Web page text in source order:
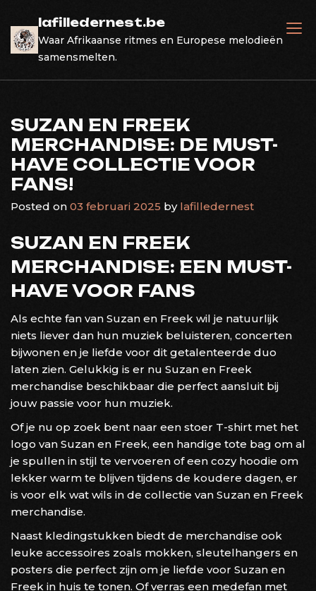
content
lafilledernest.be
Waar Afrikaanse ritmes en Europese melodieën
samensmelten.
SUZAN EN FREEK
MERCHANDISE: DE MUST-
HAVE COLLECTIE VOOR
FANS!
Posted on 03 februari 2025 by lafilledernest
SUZAN EN FREEK
MERCHANDISE: EEN MUST-
HAVE VOOR FANS
Als echte fan van Suzan en Freek wil je natuurlijk
niets liever dan hun muziek beluisteren, concerten
bijwonen en je liefde voor dit getalenteerde duo
laten zien. Gelukkig is er nu Suzan en Freek
merchandise beschikbaar die perfect aansluit bij
jouw passie voor hun muziek.
Of je nu op zoek bent naar een stoer T-shirt met het
logo van Suzan en Freek, een handige tote bag om al
je spullen in stijl te vervoeren of een cozy hoodie om
lekker warm te blijven tijdens de koudere dagen, er
is voor elk wat wils in de collectie van Suzan en Freek
merchandise.
Naast kledingstukken biedt de merchandise ook
leuke accessoires zoals mokken, sleutelhangers en
posters die perfect zijn om je liefde voor Suzan en
Freek in huis te tonen. Of verras een medefan met